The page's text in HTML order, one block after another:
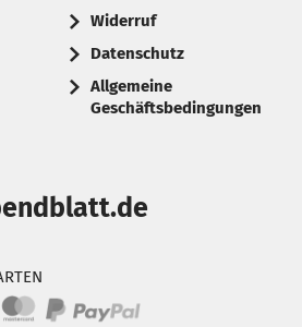
Widerruf
Datenschutz
Allgemeine
Geschäftsbedingungen